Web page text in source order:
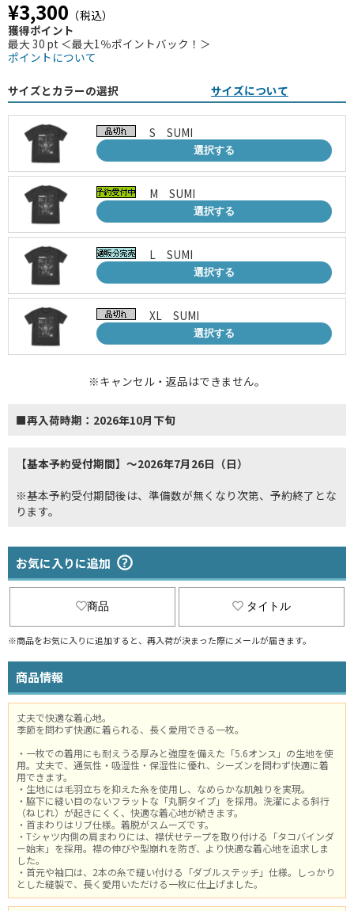
¥3,300 （税込）
獲得ポイント
最大 30 pt ＜最大1％ポイントバック！＞
ポイントについて
サイズとカラーの選択 サイズについて
S SUMI
選択する
M SUMI
選択する
L SUMI
選択する
XL SUMI
選択する
※キャンセル・返品はできません。
■再入荷時期：2026年10月下旬
【基本予約受付期間】～2026年7月26日（日）
※基本予約受付期間後は、準備数が無くなり次第、予約終了とな
ります。
お気に入りに追加
商品 タイトル
※商品をお気に入りに追加すると、再入荷が決まった際にメールが届きます。
商品情報
丈夫で快適な着心地。
季節を問わず快適に着られる、長く愛用できる一枚。
・一枚での着用にも耐えうる厚みと強度を備えた「5.6オンス」の生地を使
用。丈夫で、通気性・吸湿性・保湿性に優れ、シーズンを問わず快適に着
用できます。
・生地には毛羽立ちを抑えた糸を使用し、なめらかな肌触りを実現。
・脇下に縫い目のないフラットな「丸胴タイプ」を採用。洗濯による斜行
（ねじれ）が起きにくく、快適な着心地が続きます。
・首まわりはリブ仕様。着脱がスムーズです。
・Tシャツ内側の肩まわりには、襟伏せテープを取り付ける「タコバインダ
ー始末」を採用。襟の伸びや型崩れを防ぎ、より快適な着心地を追求しま
した。
・首元や袖口は、2本の糸で縫い付ける「ダブルステッチ」仕様。しっかり
とした縫製で、長く愛用いただける一枚に仕上げました。